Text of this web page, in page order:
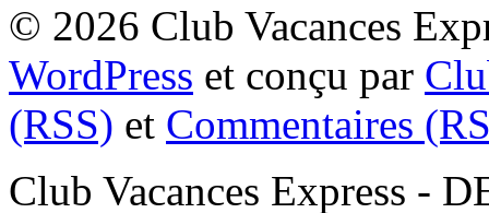
© 2026 Club Vacances
WordPress et conçu par
(RSS) et Commentaires
Club Vacances Express -